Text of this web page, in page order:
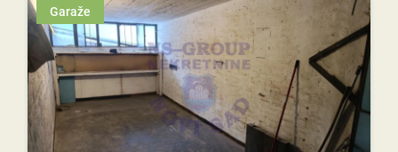
Garaže